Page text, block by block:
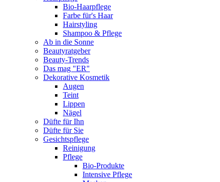
Bio-Haarpflege
Farbe für's Haar
Hairstyling
Shampoo & Pflege
Ab in die Sonne
Beautyratgeber
Beauty-Trends
Das mag "ER"
Dekorative Kosmetik
Augen
Teint
Lippen
Nägel
Düfte für Ihn
Düfte für Sie
Gesichtspflege
Reinigung
Pflege
Bio-Produkte
Intensive Pflege